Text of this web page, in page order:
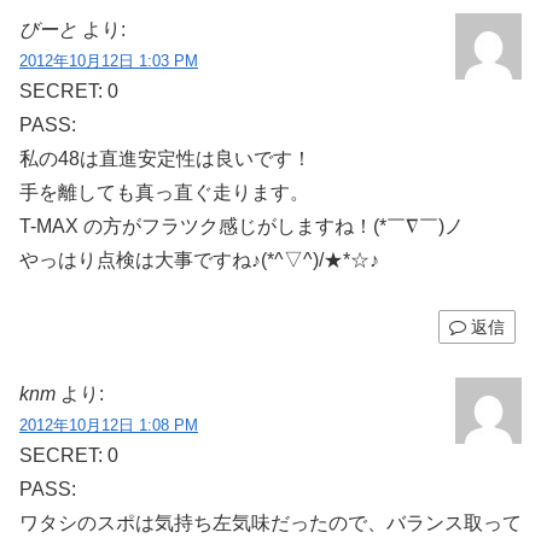
びーと より:
2012年10月12日 1:03 PM
SECRET: 0
PASS:
私の48は直進安定性は良いです！
手を離しても真っ直ぐ走ります。
T-MAX の方がフラツク感じがしますね！(*￣∇￣)ノ
やっはり点検は大事ですね♪(*^▽^)/★*☆♪
返信
knm より:
2012年10月12日 1:08 PM
SECRET: 0
PASS:
ワタシのスポは気持ち左気味だったので、バランス取って